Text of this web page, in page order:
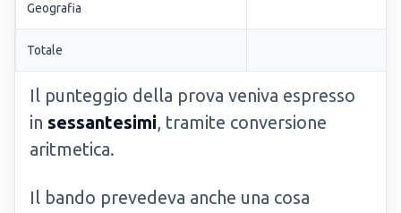
Geografia
Totale
Il punteggio della prova veniva espresso
in sessantesimi, tramite conversione
aritmetica.
Il bando prevedeva anche una cosa